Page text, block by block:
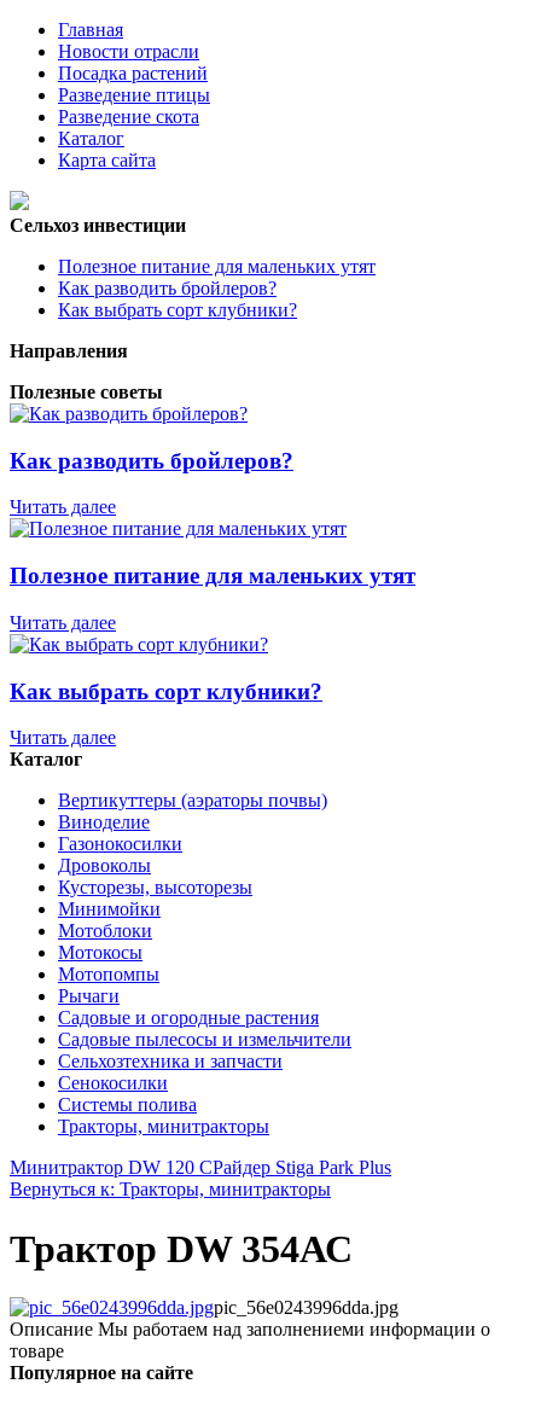
Главная
Новости отрасли
Посадка растений
Разведение птицы
Разведение скота
Каталог
Карта сайта
Сельхоз инвестиции
Полезное питание для маленьких утят
Как разводить бройлеров?
Как выбрать сорт клубники?
Направления
Полезные советы
Как разводить бройлеров?
Читать далее
Полезное питание для маленьких утят
Читать далее
Как выбрать сорт клубники?
Читать далее
Каталог
Вертикуттеры (аэраторы почвы)
Виноделие
Газонокосилки
Дровоколы
Кусторезы, высоторезы
Минимойки
Мотоблоки
Мотокосы
Мотопомпы
Рычаги
Садовые и огородные растения
Садовые пылесосы и измельчители
Сельхозтехника и запчасти
Сенокосилки
Системы полива
Тракторы, минитракторы
Минитрактор DW 120 СРайдер Stiga Park Plus
Вернуться к: Тракторы, минитракторы
Трактор DW 354АС
pic_56e0243996dda.jpg
Описание Мы работаем над заполнениеми информации о
товаре
Популярное на сайте